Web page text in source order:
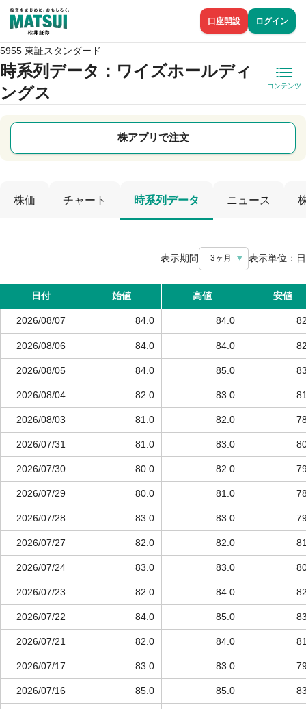
口座開設 ログイン
5955 東証スタンダード
時系列データ ：ワイズホールディ
ングス
コンテンツ
株アプリで注文
株価 チャート 時系列データ ニュース
表示期間 3ヶ月 表示単位： 日
日付 始値 高値 安値
2026/08/07 84.0 84.0
2026/08/06 84.0 84.0
2026/08/05 84.0 85.0
2026/08/04 82.0 83.0
2026/08/03 81.0 82.0
2026/07/31 81.0 83.0
2026/07/30 80.0 82.0
2026/07/29 80.0 81.0
2026/07/28 83.0 83.0
2026/07/27 82.0 82.0
2026/07/24 83.0 83.0
2026/07/23 82.0 84.0
2026/07/22 84.0 85.0
2026/07/21 82.0 84.0
2026/07/17 83.0 83.0
2026/07/16 85.0 85.0